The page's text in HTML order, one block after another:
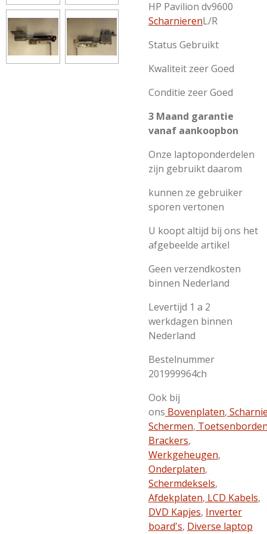
HP Pavilion dv9600
ScharnierenL/R
Status Gebruikt
Kwaliteit zeer Goed
Conditie zeer Goed
3 Maand garantie
vanaf aankoopbon
Onze laptoponderdelen
zijn gebruikt daarom
kunnen ze gebruiker
sporen vertonen
U koopt altijd bij ons het
afgebeelde artikel
Geen verzendkosten
binnen Nederland
Levertijd 1 a 2
werkdagen binnen
Nederland
Bestelnummer
201999964ch
Ook bij
ons Bovenplaten,
Schermen,
Brackers,
Werkgeheugen,
Onderplaten,
Schermdeksels,
Afdekplaten, LCD Kabels,
DVD Kapjes, Inverter
board's, Diverse laptop